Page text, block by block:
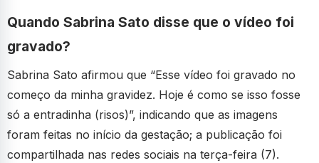
Quando Sabrina Sato disse que o vídeo foi
gravado?
Sabrina Sato afirmou que “Esse vídeo foi gravado no
começo da minha gravidez. Hoje é como se isso fosse
só a entradinha (risos)”, indicando que as imagens
foram feitas no início da gestação; a publicação foi
compartilhada nas redes sociais na terça-feira (7).